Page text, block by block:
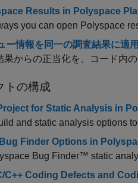
Results in Polyspace
you can open Polyspace
ー情報を同一の調査結果に適
果からの正当化を、コード内
トの構成
for Static Analysis in
and static analysis options
Finder Options in
Bug Finder™ static
C++ Coding Defects and